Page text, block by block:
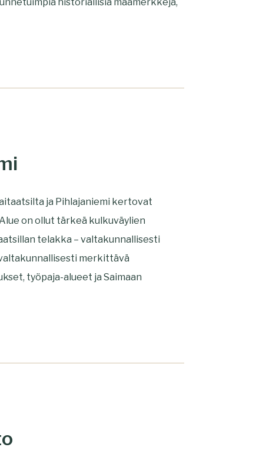
ja Pihlajaniemi kertovat
on ollut tärkeä kulkuväylien
telakka – valtakunnallisesti
merkittävä
työpaja-alueet ja Saimaan